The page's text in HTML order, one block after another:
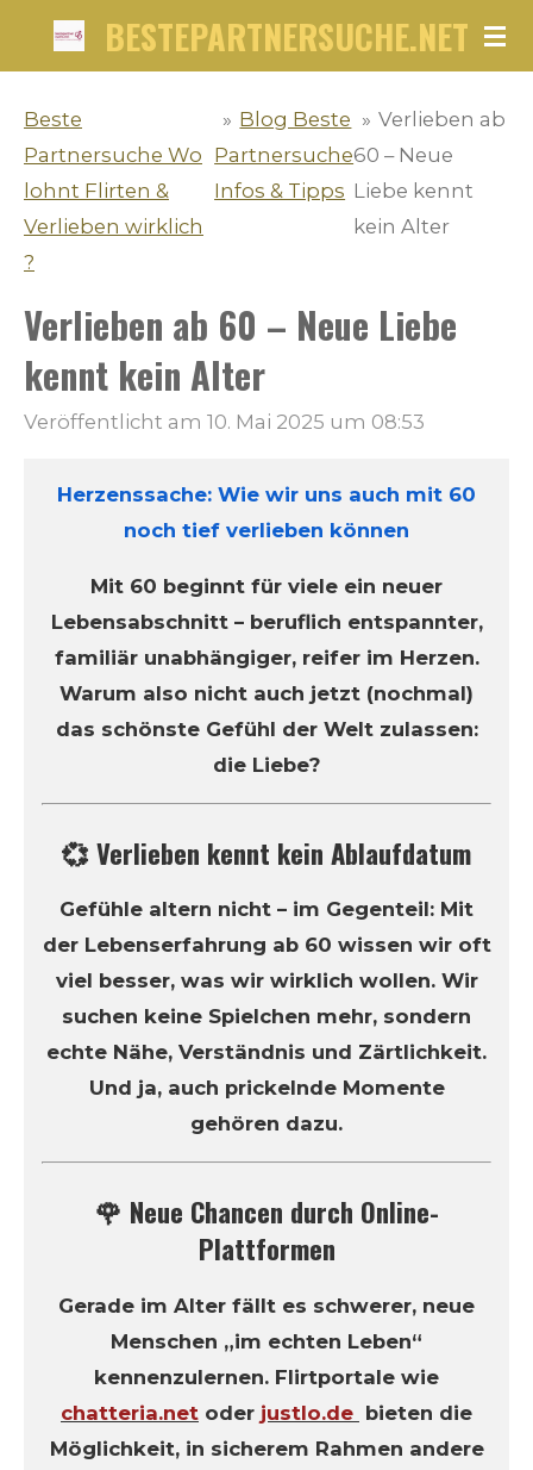
BESTEPARTNERSUCHE.NET
Beste
Partnersuche Wo
lohnt Flirten &
Verlieben wirklich
?
» Blog Beste
Partnersuche
Infos & Tipps
» Verlieben ab
60 – Neue
Liebe kennt
kein Alter
Verlieben ab 60 – Neue Liebe
kennt kein Alter
Veröffentlicht am 10. Mai 2025 um 08:53
Herzenssache: Wie wir uns auch mit 60
noch tief verlieben können
Mit 60 beginnt für viele ein neuer
Lebensabschnitt – beruflich entspannter,
familiär unabhängiger, reifer im Herzen.
Warum also nicht auch jetzt (nochmal)
das schönste Gefühl der Welt zulassen:
die Liebe?
💞 Verlieben kennt kein Ablaufdatum
Gefühle altern nicht – im Gegenteil: Mit
der Lebenserfahrung ab 60 wissen wir oft
viel besser, was wir wirklich wollen. Wir
suchen keine Spielchen mehr, sondern
echte Nähe, Verständnis und Zärtlichkeit.
Und ja, auch prickelnde Momente
gehören dazu.
🌹 Neue Chancen durch Online-
Plattformen
Gerade im Alter fällt es schwerer, neue
Menschen „im echten Leben“
kennenzulernen. Flirtportale wie
chatteria.net oder justlo.de bieten die
Möglichkeit, in sicherem Rahmen andere